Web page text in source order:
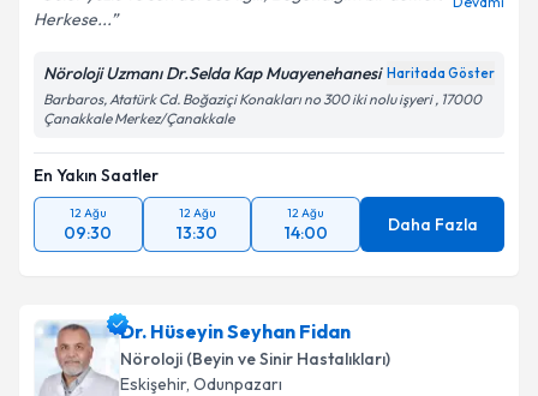
Herkese...
Nöroloji Uzmanı Dr.Selda Kap Muayenehanesi Haritada Göster
Barbaros, Atatürk Cd. Boğaziçi Konakları no 300 iki nolu işyeri , 17000
Çanakkale Merkez/Çanakkale
En Yakın Saatler
12 Ağu
09:30
12 Ağu
13:30
12 Ağu
14:00 Daha Fazla
Dr. Hüseyin Seyhan Fidan
Nöroloji (Beyin ve Sinir Hastalıkları)
Eskişehir, Odunpazarı